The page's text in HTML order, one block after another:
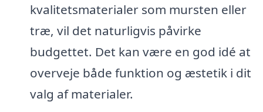
kvalitetsmaterialer som mursten eller
træ, vil det naturligvis påvirke
budgettet. Det kan være en god idé at
overveje både funktion og æstetik i dit
valg af materialer.